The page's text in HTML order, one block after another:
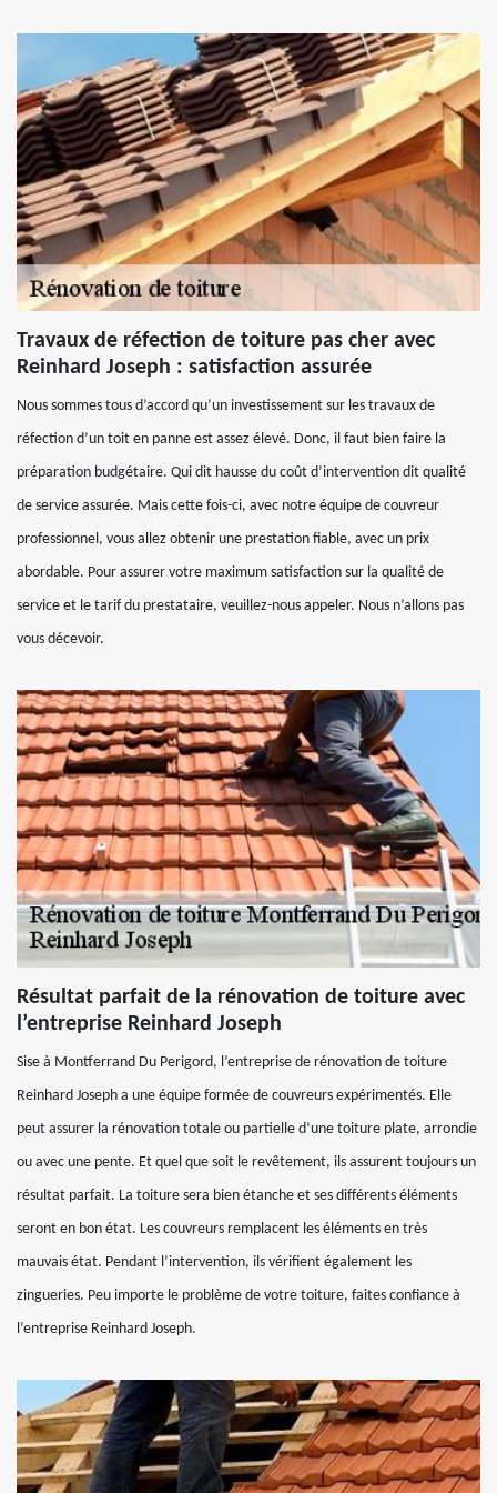
Travaux de réfection de toiture pas cher avec
Reinhard Joseph : satisfaction assurée
Nous sommes tous d’accord qu’un investissement sur les travaux de
réfection d’un toit en panne est assez élevé. Donc, il faut bien faire la
préparation budgétaire. Qui dit hausse du coût d’intervention dit qualité
de service assurée. Mais cette fois-ci, avec notre équipe de couvreur
professionnel, vous allez obtenir une prestation fiable, avec un prix
abordable. Pour assurer votre maximum satisfaction sur la qualité de
service et le tarif du prestataire, veuillez-nous appeler. Nous n’allons pas
vous décevoir.
Résultat parfait de la rénovation de toiture avec
l’entreprise Reinhard Joseph
Sise à Montferrand Du Perigord, l’entreprise de rénovation de toiture
Reinhard Joseph a une équipe formée de couvreurs expérimentés. Elle
peut assurer la rénovation totale ou partielle d’une toiture plate, arrondie
ou avec une pente. Et quel que soit le revêtement, ils assurent toujours un
résultat parfait. La toiture sera bien étanche et ses différents éléments
seront en bon état. Les couvreurs remplacent les éléments en très
mauvais état. Pendant l’intervention, ils vérifient également les
zingueries. Peu importe le problème de votre toiture, faites confiance à
l’entreprise Reinhard Joseph.